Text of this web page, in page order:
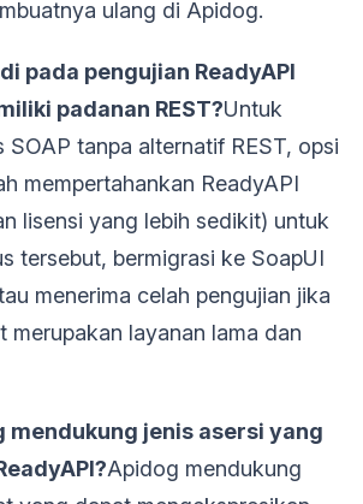
ulang di Apidog.
pada pengujian ReadyAPI
padanan REST?Untuk
SOAP tanpa alternatif REST, opsi
mempertahankan ReadyAPI
lisensi yang lebih sedikit) untuk
tersebut, bermigrasi ke SoapUI
menerima celah pengujian jika
merupakan layanan lama dan
mendukung jenis asersi yang
Apidog mendukung